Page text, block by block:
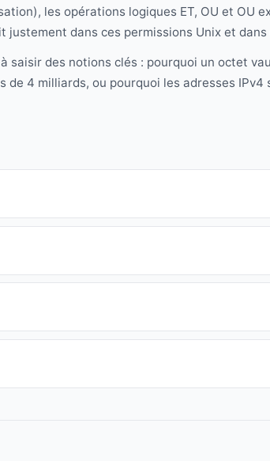
les opérations logiques ET, OU et OU
justement dans ces permissions Unix et
saisir des notions clés : pourquoi un octet
4 milliards, ou pourquoi les adresses